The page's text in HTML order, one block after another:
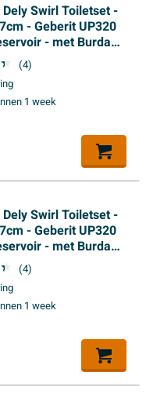
Swirl Toiletset -
- Geberit UP320
- met Burda
-
antraciet mat -
knoppen - wit
(4)
1 week
Swirl Toiletset -
- Geberit UP320
- met Burda
-
taupe -
knoppen - wit
(4)
1 week